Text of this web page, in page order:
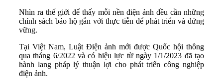
Nhìn ra thế giới để thấy mỗi nền điện ảnh đều cần những
chính sách bảo hộ gắn với thực tiễn để phát triển và đứng
vững.
Tại Việt Nam, Luật Điện ảnh mới được Quốc hội thông
qua tháng 6/2022 và có hiệu lực từ ngày 1/1/2023 đã tạo
hành lang pháp lý thuận lợi cho phát triển công nghiệp
điện ảnh.